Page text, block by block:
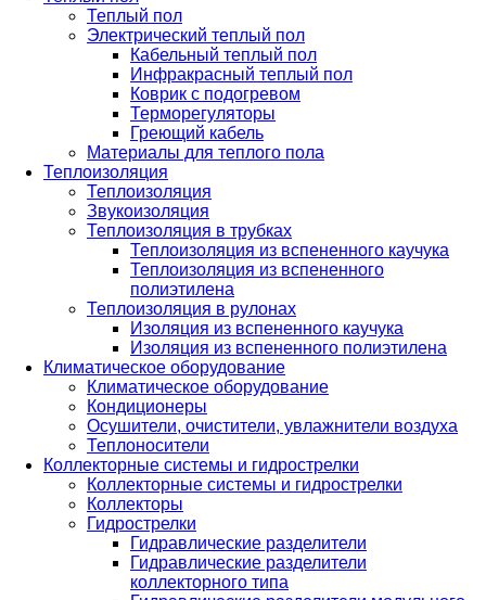
Теплый пол
Электрический теплый пол
Кабельный теплый пол
Инфракрасный теплый пол
Коврик с подогревом
Терморегуляторы
Греющий кабель
Материалы для теплого пола
Теплоизоляция
Теплоизоляция
Звукоизоляция
Теплоизоляция в трубках
Теплоизоляция из вспененного каучука
Теплоизоляция из вспененного
полиэтилена
Теплоизоляция в рулонах
Изоляция из вспененного каучука
Изоляция из вспененного полиэтилена
Климатическое оборудование
Климатическое оборудование
Кондиционеры
Осушители, очистители, увлажнители воздуха
Теплоносители
Коллекторные системы и гидрострелки
Коллекторные системы и гидрострелки
Коллекторы
Гидрострелки
Гидравлические разделители
Гидравлические разделители
коллекторного типа